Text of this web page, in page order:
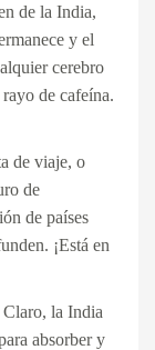
de la India,
y el
cerebro
de cafeína.
de viaje, o
de
de países
¡Está en
la India
absorber y